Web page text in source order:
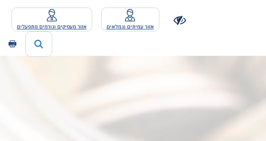
אזור עמיתים וגמלאים אזור מעסיקים וגורמים מתפעלים